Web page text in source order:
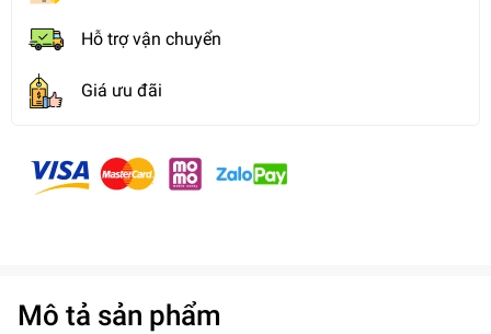
Hỗ trợ vận chuyển
Giá ưu đãi
Mô tả sản phẩm